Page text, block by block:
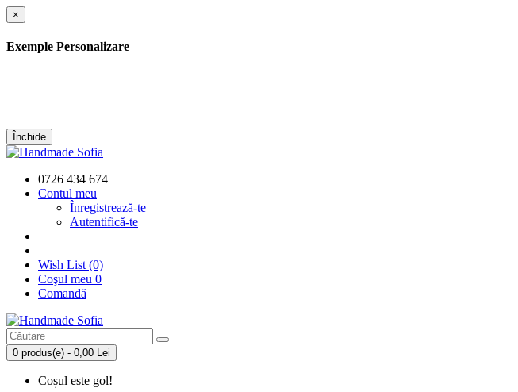
×
Exemple Personalizare
Închide
0726 434 674
Contul meu
Înregistrează-te
Autentifică-te
Wish List (0)
Coşul meu 0
Comandă
0 produs(e) - 0,00 Lei
Coșul este gol!